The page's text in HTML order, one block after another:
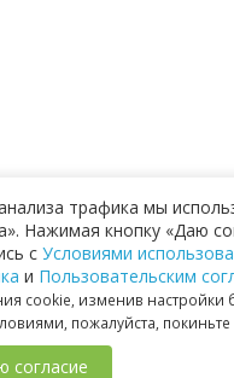
трафика мы
Нажимая кнопку «Даю
с Условиями
и Пользовательским
cookie, изменив настройки
пожалуйста, покиньте
согласие